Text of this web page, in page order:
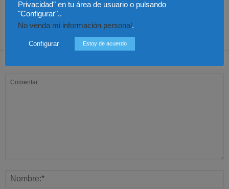
Chile – Equidad en el
mundo laboral
Privacidad" en tu área de usuario o pulsando
"Configurar"..
No venda mi información personal .
Configurar Estoy de acuerdo